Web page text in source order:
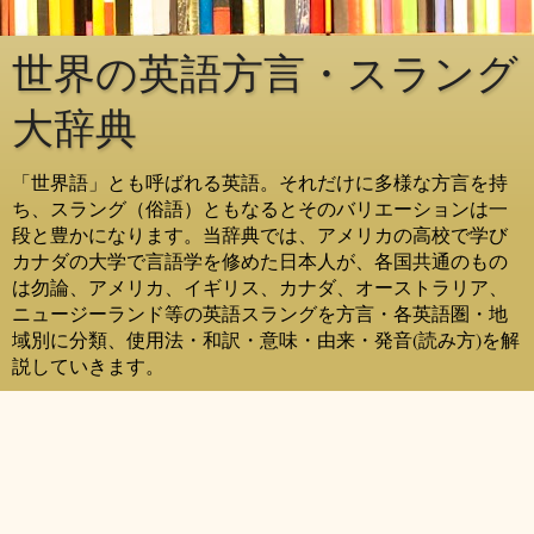
世界の英語方言・スラング
大辞典
「世界語」とも呼ばれる英語。それだけに多様な方言を持
ち、スラング（俗語）ともなるとそのバリエーションは一
段と豊かになります。当辞典では、アメリカの高校で学び
カナダの大学で言語学を修めた日本人が、各国共通のもの
は勿論、アメリカ、イギリス、カナダ、オーストラリア、
ニュージーランド等の英語スラングを方言・各英語圏・地
域別に分類、使用法・和訳・意味・由来・発音(読み方)を解
説していきます。